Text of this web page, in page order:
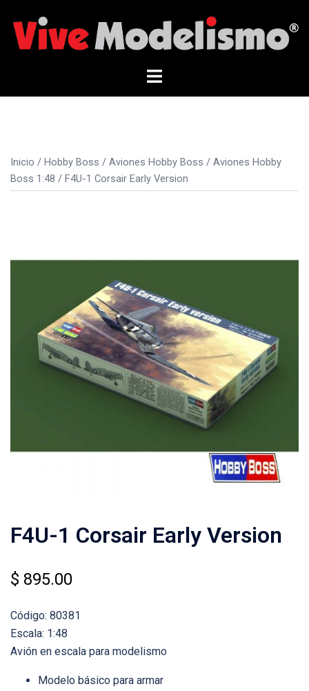
contenido
Alternar
Inicio / Hobby Boss / Aviones Hobby Boss / Aviones Hobby
Boss 1:48 / F4U-1 Corsair Early Version
F4U-1 Corsair Early Version
$ 895.00
Código: 80381
Escala: 1:48
Avión en escala para modelismo
Modelo básico para armar